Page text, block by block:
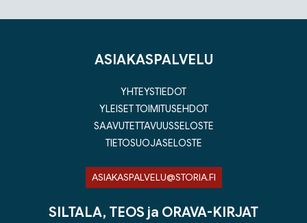
ASIAKASPALVELU
YHTEYSTIEDOT
YLEISET TOIMITUSEHDOT
SAAVUTETTAVUUSSELOSTE
TIETOSUOJASELOSTE
ASIAKASPALVELU@STORIA.FI
SILTALA, TEOS ja ORAVA-KIRJAT